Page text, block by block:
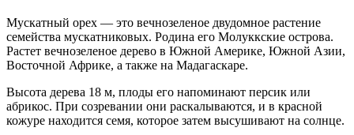
Мускатный орех — это вечнозеленое двудомное растение
семейства мускатниковых. Родина его Молуккские острова.
Растет вечнозеленое дерево в Южной Америке, Южной Азии,
Восточной Африке, а также на Мадагаскаре.
Высота дерева 18 м, плоды его напоминают персик или
абрикос. При созревании они раскалываются, и в красной
кожуре находится семя, которое затем высушивают на солнце.